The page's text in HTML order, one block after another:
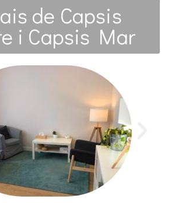
de Capsis
i Capsis Mar